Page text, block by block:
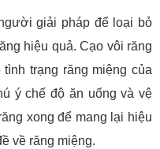
giải pháp để loại bỏ
hiệu quả. Cạo vôi răng
trạng răng miệng của
ý chế độ ăn uống và vệ
xong để mang lại hiệu
về răng miệng.